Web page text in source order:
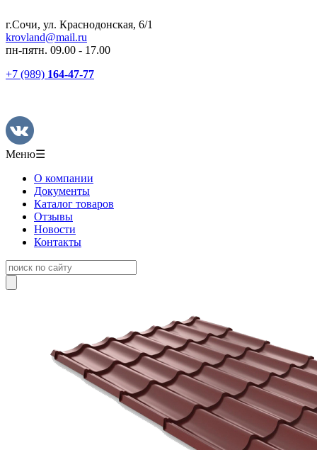
г.Сочи, ул. Краснодонская, 6/1
krovland@mail.ru
пн-пятн. 09.00 - 17.00
+7 (989) 164-47-77
Меню☰
О компании
Документы
Каталог товаров
Отзывы
Новости
Контакты